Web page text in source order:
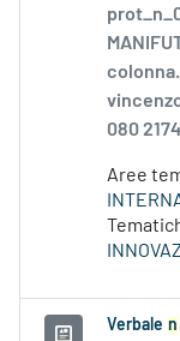
080
Aree
Verbale n